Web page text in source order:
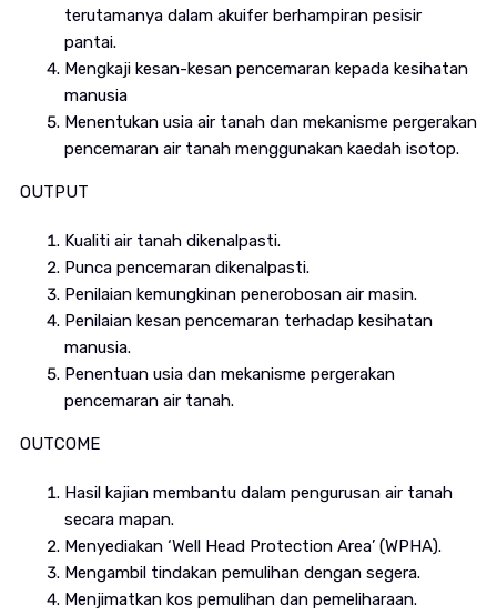
terutamanya dalam akuifer berhampiran pesisir
pantai.
Mengkaji kesan-kesan pencemaran kepada kesihatan
manusia
Menentukan usia air tanah dan mekanisme pergerakan
pencemaran air tanah menggunakan kaedah isotop.
OUTPUT
Kualiti air tanah dikenalpasti.
Punca pencemaran dikenalpasti.
Penilaian kemungkinan penerobosan air masin.
Penilaian kesan pencemaran terhadap kesihatan
manusia.
Penentuan usia dan mekanisme pergerakan
pencemaran air tanah.
OUTCOME
Hasil kajian membantu dalam pengurusan air tanah
secara mapan.
Menyediakan ‘Well Head Protection Area’ (WPHA).
Mengambil tindakan pemulihan dengan segera.
Menjimatkan kos pemulihan dan pemeliharaan.